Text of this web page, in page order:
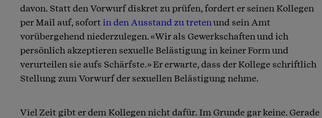
davon. Statt den Vorwurf diskret zu prüfen, fordert er seinen Kollegen
per Mail auf, sofortin den Ausstand zu tretenund sein Amt
vorübergehend niederzulegen. «Wir als Gewerkschaften und ich
persönlich akzeptieren sexuelle Belästigung in keiner Form und
verurteilen sie aufs Schärfste.» Er erwarte, dass der Kollege schriftlich
Stellung zum Vorwurf der sexuellen Belästigung nehme.
Viel Zeit gibt er dem Kollegen nicht dafür. Im Grunde gar keine. Gerade